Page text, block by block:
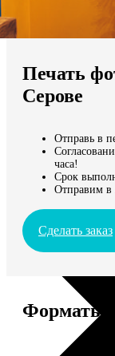
Мы доставляем
Продолжить без
Печать
Серове
Отправь в
часа!
Срок
Отправим
Сделать заказ
Форматы